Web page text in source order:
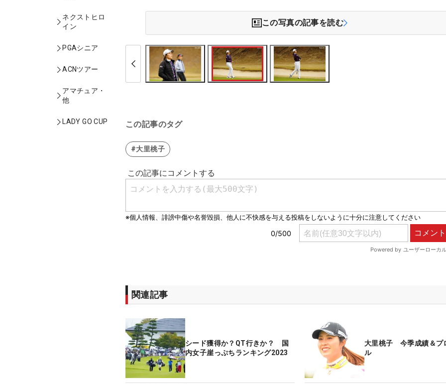
ネクストヒロ
イン
PGAシニア
ACNツアー
アマチュア・
他
LADY GO CUP
この写真の記事を読む
この記事のタグ
#大里桃子
関連記事
シード獲得か？QT行きか？ 国
内女子崖っぷちランキング2023
大里桃子 今季成績＆プ
ル